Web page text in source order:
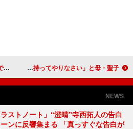
神田沙也加アン・シャーリーに挑戦 「責任感を持ってやりなさい」と母・聖子
NEWS
ラストノート」“澄晴”寺西拓人の告白
ンに反響集まる 「真っすぐな告白が